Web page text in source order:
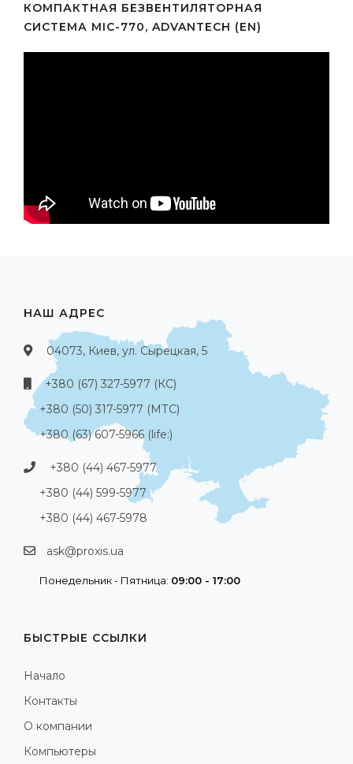
КОМПАКТНАЯ БЕЗВЕНТИЛЯТОРНАЯ
СИСТЕМА MIC-770, ADVANTECH (EN)
НАШ АДРЕС
04073, Киев, ул. Сырецкая, 5
+380 (67) 327-5977 (КС)
+380 (50) 317-5977 (МТС)
+380 (63) 607-5966 (life:)
+380 (44) 467-5977
+380 (44) 599-5977
+380 (44) 467-5978
ask@proxis.ua
Понедельник - Пятница: 09:00 - 17:00
БЫСТРЫЕ ССЫЛКИ
Начало
Контакты
О компании
Компьютеры